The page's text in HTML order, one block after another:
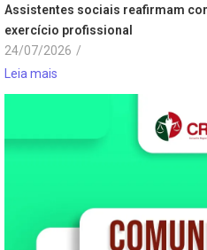
Assistentes sociais reafirmam
exercício profissional
24/07/2026 /
Leia mais